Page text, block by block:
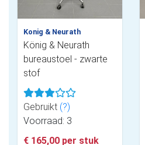
Konig & Neurath
König & Neurath
bureaustoel - zwarte
stof
Gebruikt (?)
Voorraad: 3
€ 165,00 per stuk